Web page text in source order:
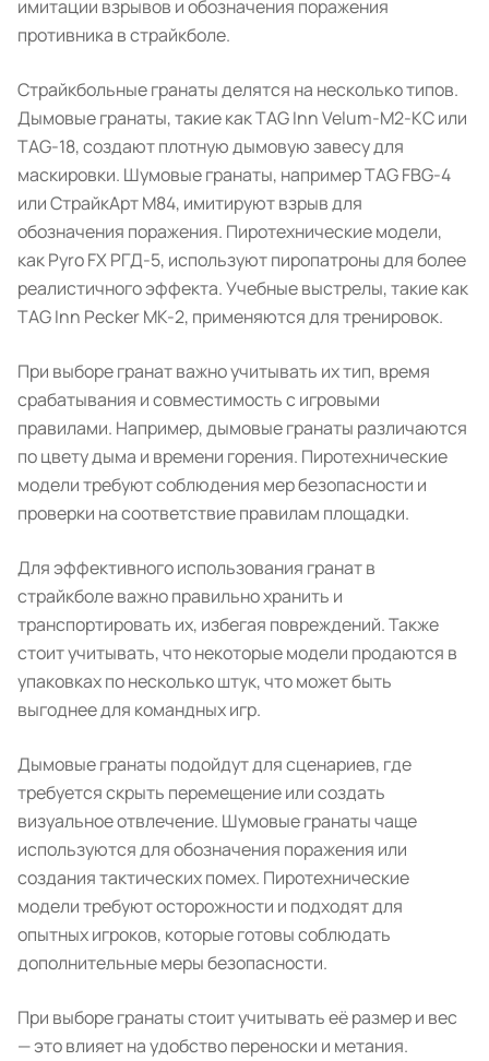
имитации взрывов и обозначения поражения
противника в страйкболе.
Страйкбольные гранаты делятся на несколько типов.
Дымовые гранаты, такие как TAG Inn Velum-М2-KC или
TAG-18, создают плотную дымовую завесу для
маскировки. Шумовые гранаты, например TAG FBG-4
или СтрайкАрт М84, имитируют взрыв для
обозначения поражения. Пиротехнические модели,
как Pyro FX РГД-5, используют пиропатроны для более
реалистичного эффекта. Учебные выстрелы, такие как
TAG Inn Pecker MK-2, применяются для тренировок.
При выборе гранат важно учитывать их тип, время
срабатывания и совместимость с игровыми
правилами. Например, дымовые гранаты различаются
по цвету дыма и времени горения. Пиротехнические
модели требуют соблюдения мер безопасности и
проверки на соответствие правилам площадки.
Для эффективного использования гранат в
страйкболе важно правильно хранить и
транспортировать их, избегая повреждений. Также
стоит учитывать, что некоторые модели продаются в
упаковках по несколько штук, что может быть
выгоднее для командных игр.
Дымовые гранаты подойдут для сценариев, где
требуется скрыть перемещение или создать
визуальное отвлечение. Шумовые гранаты чаще
используются для обозначения поражения или
создания тактических помех. Пиротехнические
модели требуют осторожности и подходят для
опытных игроков, которые готовы соблюдать
дополнительные меры безопасности.
При выборе гранаты стоит учитывать её размер и вес
— это влияет на удобство переноски и метания.